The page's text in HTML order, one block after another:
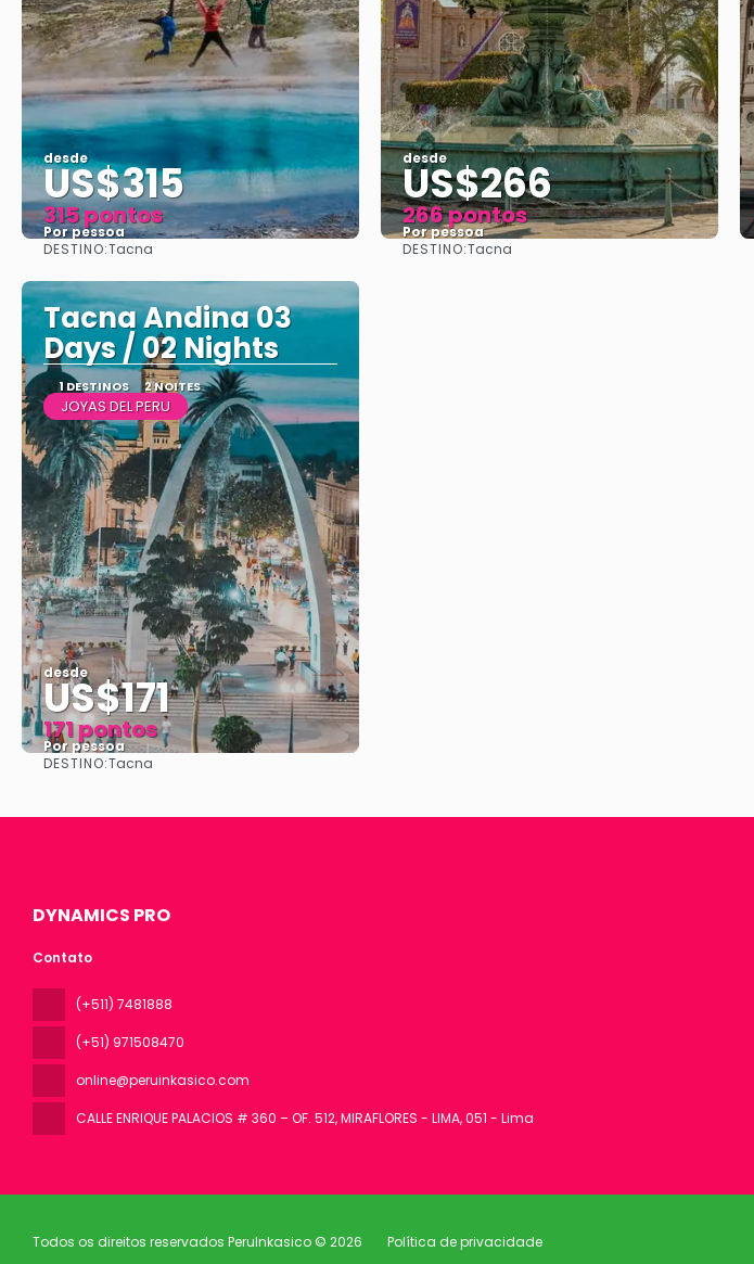
desde
US$315
315 pontos
Por pessoa
DESTINO:Tacna
desde
US$266
266 pontos
Por pessoa
DESTINO:Tacna
Tacna Andina 03
Days / 02 Nights
1 DESTINOS 2 NOITES
JOYAS DEL PERU
desde
US$171
171 pontos
Por pessoa
DESTINO:Tacna
DYNAMICS PRO
Contato
(+511) 7481888
(+51) 971508470
online@peruinkasico.com
CALLE ENRIQUE PALACIOS # 360 – OF. 512, MIRAFLORES - LIMA, 051 - Lima
Todos os direitos reservados PeruInkasico © 2026 Política de privacidade